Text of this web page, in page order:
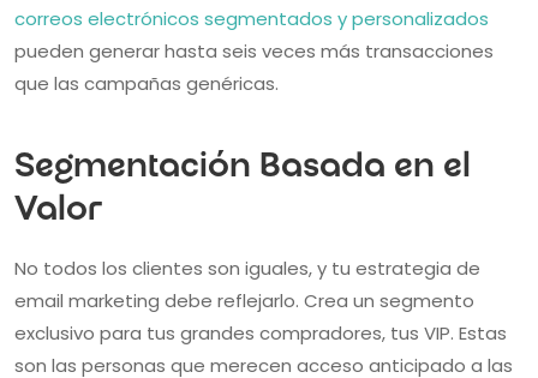
correos electrónicos segmentados y personalizados
pueden generar hasta seis veces más transacciones
que las campañas genéricas.
Segmentación Basada en el
Valor
No todos los clientes son iguales, y tu estrategia de
email marketing debe reflejarlo. Crea un segmento
exclusivo para tus grandes compradores, tus VIP. Estas
son las personas que merecen acceso anticipado a las